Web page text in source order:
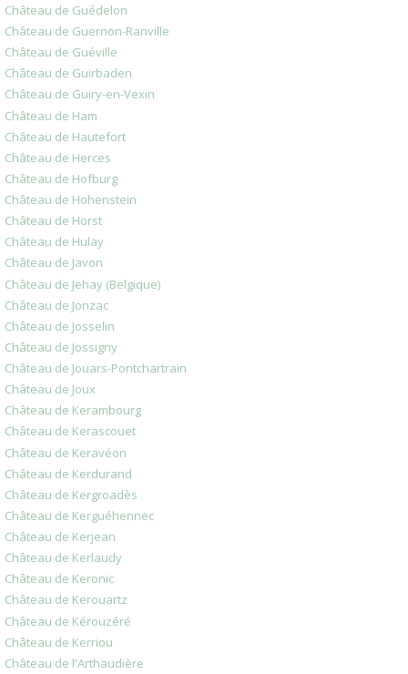
Château de Guédelon
Château de Guernon-Ranville
Château de Guéville
Château de Guirbaden
Château de Guiry-en-Vexin
Château de Ham
Château de Hautefort
Château de Herces
Château de Hofburg
Château de Hohenstein
Château de Horst
Château de Hulay
Château de Javon
Château de Jehay (Belgique)
Château de Jonzac
Château de Josselin
Château de Jossigny
Château de Jouars-Pontchartrain
Château de Joux
Château de Kerambourg
Château de Kerascouet
Château de Keravéon
Château de Kerdurand
Château de Kergroadès
Château de Kerguéhennec
Château de Kerjean
Château de Kerlaudy
Château de Keronic
Château de Kerouartz
Château de Kérouzéré
Château de Kerriou
Château de l'Arthaudière